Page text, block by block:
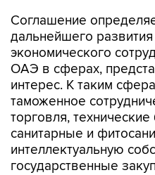
Соглашение
дальнейшего
экономического
ОАЭ в сферах,
интерес. К таким
таможенное
торговля,
санитарные и
интеллектуальную
государственные